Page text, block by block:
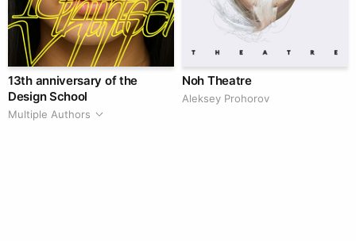
13th anniversary of the
Design School
Multiple Authors
Noh Theatre
Aleksey Prohorov